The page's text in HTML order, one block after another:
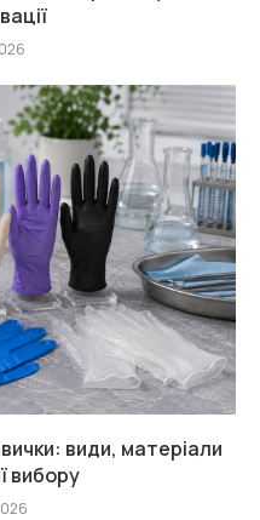
види, матеріали
вибору